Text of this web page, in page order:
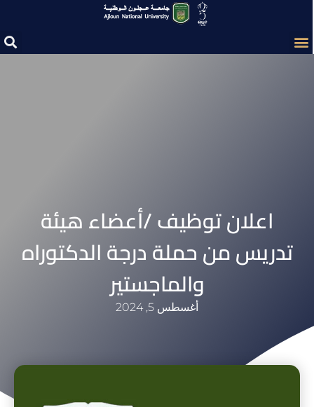
اعلان توظيف /أعضاء هيئة
تدريس من حملة درجة الدكتوراه
والماجستير
أغسطس 5, 2024